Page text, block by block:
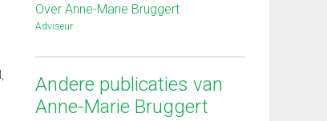
Over Anne-Marie Bruggert
Adviseur
Andere publicaties van
Anne-Marie Bruggert